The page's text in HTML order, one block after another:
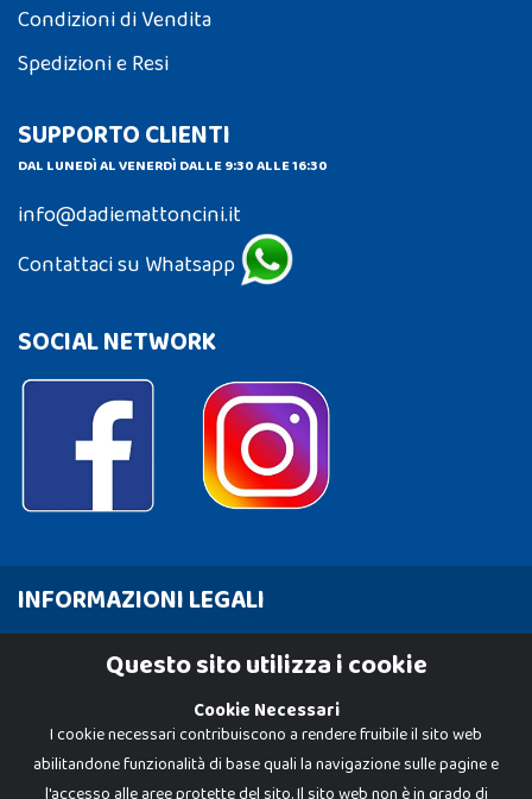
Condizioni di Vendita
Spedizioni e Resi
SUPPORTO CLIENTI
DAL LUNEDÌ AL VENERDÌ DALLE 9:30 ALLE 16:30
info@dadiemattoncini.it
Contattaci su Whatsapp
SOCIAL NETWORK
INFORMAZIONI LEGALI
Cookie PolicyQuesto sito utilizza i cookie
Cookie Necessari
I cookie necessari contribuiscono a rendere fruibile il sito web
abilitandone funzionalità di base quali la navigazione sulle pagine e